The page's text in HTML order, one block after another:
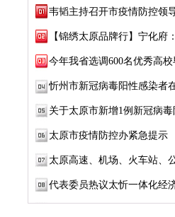
韦韬主持召开市疫情防控领
【锦绣太原品牌行】宁化府
今年我省选调600名优秀高校
忻州市新冠病毒阳性感染者
关于太原市新增1例新冠病毒
太原市疫情防控办紧急提示
太原高速、机场、火车站、
代表委员热议太忻一体化经